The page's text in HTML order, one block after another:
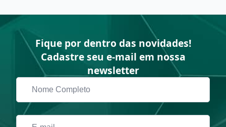
Fique por dentro das novidades!
Cadastre seu e-mail em nossa
newsletter
Nome
Completo
Email